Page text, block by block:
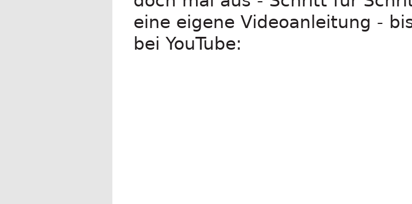
eine eigene Videoanleitung -
bei YouTube: